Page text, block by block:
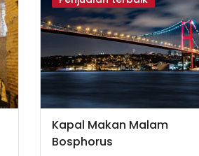
Kapal Makan Malam
Bosphorus